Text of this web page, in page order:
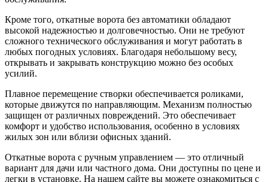
Кроме того, откатные ворота без автоматики обладают
высокой надежностью и долговечностью. Они не требуют
сложного технического обслуживания и могут работать в
любых погодных условиях. Благодаря небольшому весу,
открывать и закрывать конструкцию можно без особых
усилий.
Плавное перемещение створки обеспечивается роликами,
которые движутся по направляющим. Механизм полностью
защищен от различных повреждений. Это обеспечивает
комфорт и удобство использования, особенно в условиях
жилых зон или вблизи офисных зданий.
Откатные ворота с ручным управлением — это отличный
вариант для дачи или частного дома. Они доступны по цене и
легки в установке. На нашем сайте вы можете ознакомиться с